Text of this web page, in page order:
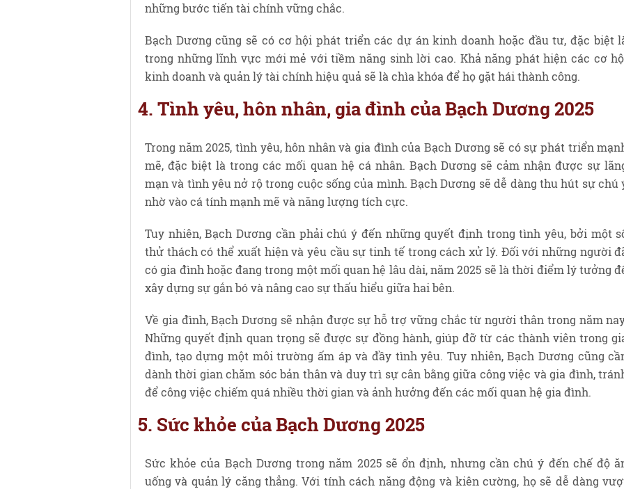
những bước tiến tài chính vững chắc.
Bạch Dương cũng sẽ có cơ hội phát triển các dự án kinh doanh hoặc đầu tư, đặc biệt
trong những lĩnh vực mới mẻ với tiềm năng sinh lời cao. Khả năng phát hiện các cơ
kinh doanh và quản lý tài chính hiệu quả sẽ là chìa khóa để họ gặt hái thành công.
4. Tình yêu, hôn nhân, gia đình của Bạch Dương 2025
Trong năm 2025, tình yêu, hôn nhân và gia đình của Bạch Dương sẽ có sự phát triển
mẽ, đặc biệt là trong các mối quan hệ cá nhân. Bạch Dương sẽ cảm nhận được sự
mạn và tình yêu nở rộ trong cuộc sống của mình. Bạch Dương sẽ dễ dàng thu hút sự chú
nhờ vào cá tính mạnh mẽ và năng lượng tích cực.
Tuy nhiên, Bạch Dương cần phải chú ý đến những quyết định trong tình yêu, bởi một
thử thách có thể xuất hiện và yêu cầu sự tinh tế trong cách xử lý. Đối với những người
có gia đình hoặc đang trong một mối quan hệ lâu dài, năm 2025 sẽ là thời điểm lý tưởng
xây dựng sự gắn bó và nâng cao sự thấu hiểu giữa hai bên.
Về gia đình, Bạch Dương sẽ nhận được sự hỗ trợ vững chắc từ người thân trong năm
Những quyết định quan trọng sẽ được sự đồng hành, giúp đỡ từ các thành viên trong
đình, tạo dựng một môi trường ấm áp và đầy tình yêu. Tuy nhiên, Bạch Dương cũng
dành thời gian chăm sóc bản thân và duy trì sự cân bằng giữa công việc và gia đình,
để công việc chiếm quá nhiều thời gian và ảnh hưởng đến các mối quan hệ gia đình.
5. Sức khỏe của Bạch Dương 2025
Sức khỏe của Bạch Dương trong năm 2025 sẽ ổn định, nhưng cần chú ý đến chế độ
uống và quản lý căng thẳng. Với tính cách năng động và kiên cường, họ sẽ dễ dàng